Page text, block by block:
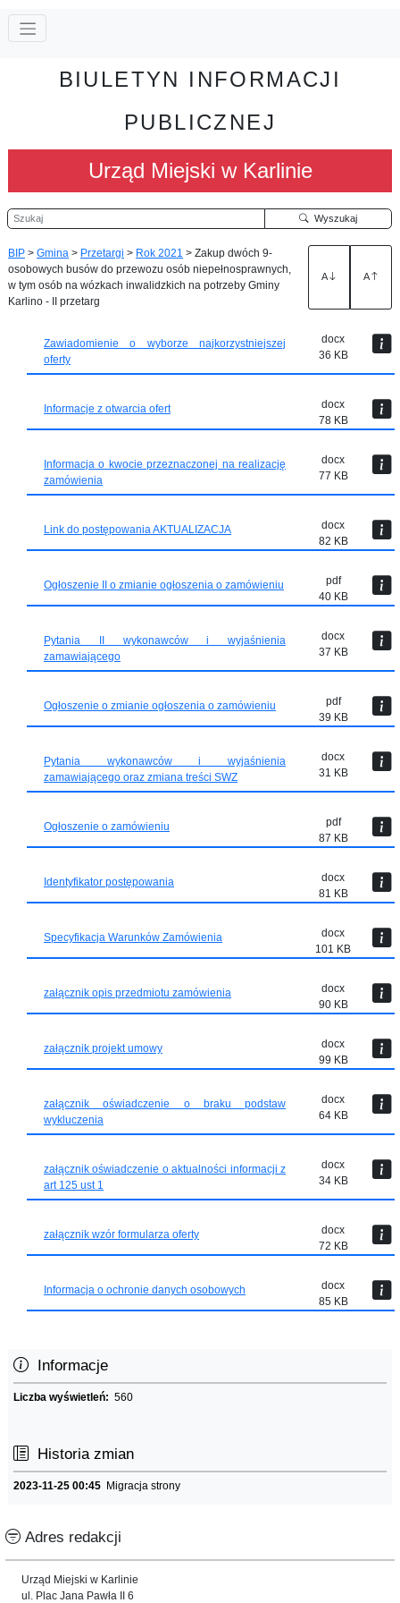
BIULETYN INFORMACJI
PUBLICZNEJ
Urząd Miejski w Karlinie
Szukaj Wyszukaj
BIP > Gmina > Przetargi > Rok 2021 > Zakup dwóch 9-
osobowych busów do przewozu osób niepełnosprawnych,
w tym osób na wózkach inwalidzkich na potrzeby Gminy
Karlino - II przetarg
A A
Zawiadomienie o wyborze najkorzystniejszej
oferty
docx
36 KB
Informacje z otwarcia ofert
docx
78 KB
Informacja o kwocie przeznaczonej na realizację
zamówienia
docx
77 KB
Link do postępowania AKTUALIZACJA
docx
82 KB
Ogłoszenie II o zmianie ogłoszenia o zamówieniu
pdf
40 KB
Pytania II wykonawców i wyjaśnienia
zamawiającego
docx
37 KB
Ogłoszenie o zmianie ogłoszenia o zamówieniu
pdf
39 KB
Pytania wykonawców i wyjaśnienia
zamawiającego oraz zmiana treści SWZ
docx
31 KB
Ogłoszenie o zamówieniu
pdf
87 KB
Identyfikator postępowania
docx
81 KB
Specyfikacja Warunków Zamówienia
docx
101 KB
załącznik opis przedmiotu zamówienia
docx
90 KB
załącznik projekt umowy
docx
99 KB
załącznik oświadczenie o braku podstaw
wykluczenia
docx
64 KB
załącznik oświadczenie o aktualności informacji z
art 125 ust 1
docx
34 KB
załącznik wzór formularza oferty
docx
72 KB
Informacja o ochronie danych osobowych
docx
85 KB
Informacje
Liczba wyświetleń: 560
Historia zmian
2023-11-25 00:45 Migracja strony
Adres redakcji
Urząd Miejski w Karlinie
ul. Plac Jana Pawła II 6